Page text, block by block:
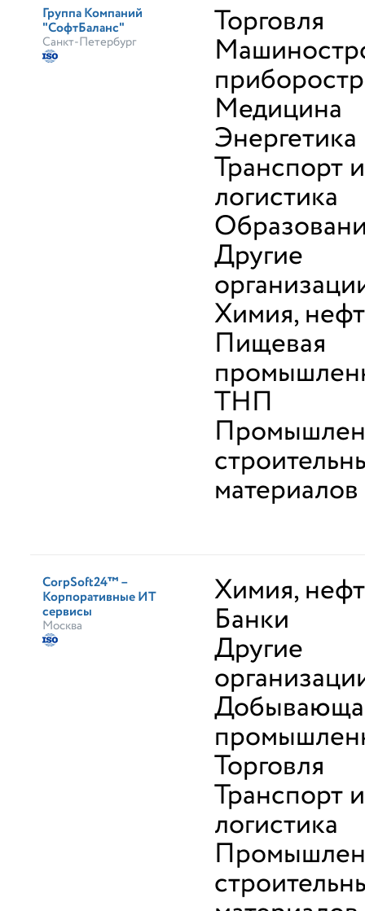
Группа Компаний
"СофтБаланс"
Санкт-Петербург
Торговля
Медицина
Энергетика
Транспорт и
логистика
Другие
Химия,
Пищевая
ТНП
материалов
CorpSoft24™ –
Корпоративные ИТ
сервисы
Москва
Химия,
Банки
Другие
Торговля
Транспорт и
логистика